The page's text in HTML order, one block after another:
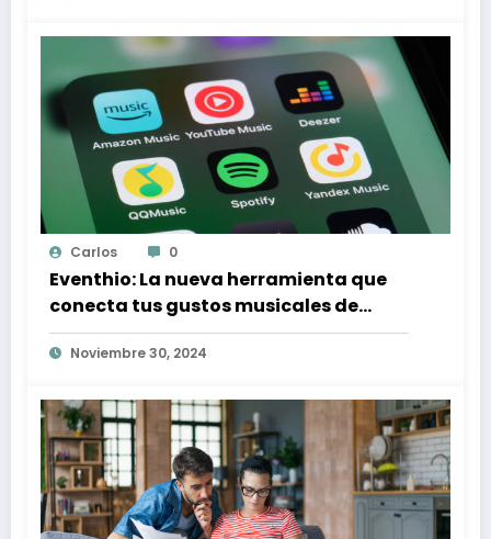
Carlos 0
Eventhio: La nueva herramienta que
conecta tus gustos musicales de
Spotify con conciertos en tu zona
Noviembre 30, 2024